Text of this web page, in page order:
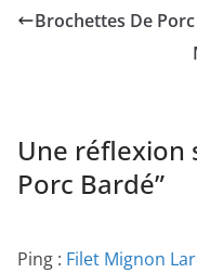
Brochettes De
Une réflexion
Porc Bardé”
Ping : Filet Mignon